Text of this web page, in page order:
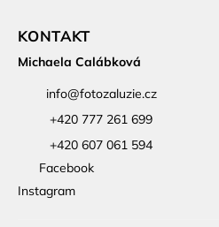
KONTAKT
Michaela Calábková
info@fotozaluzie.cz
+420 777 261 699
+420 607 061 594
Facebook
Instagram